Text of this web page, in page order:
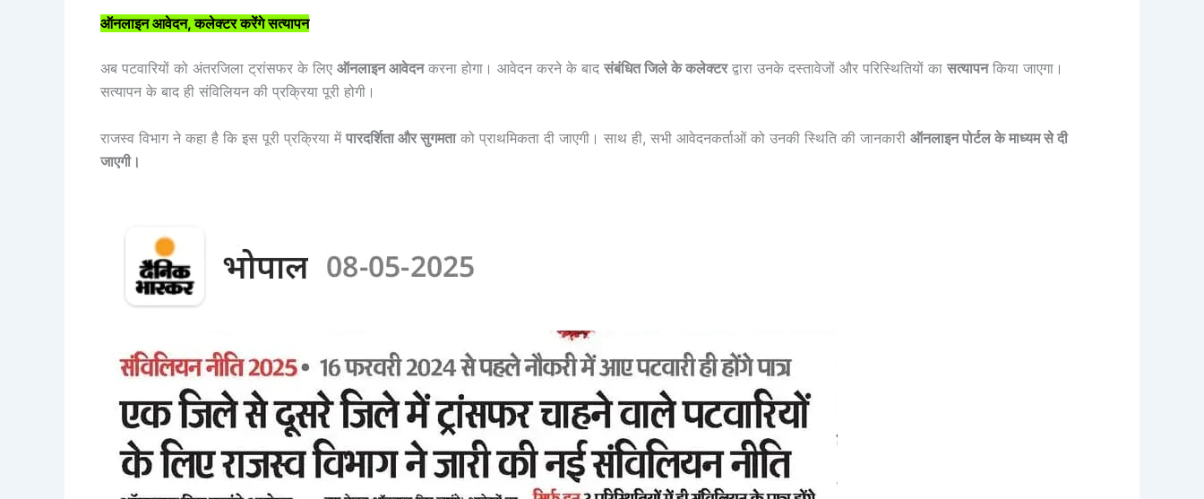
ऑनलाइन आवेदन, कलेक्टर करेंगे सत्यापन
अब पटवारियों को अंतरजिला ट्रांसफर के लिए ऑनलाइन आवेदनकरना होगा। आवेदन करने के बाद संबंधित जिले के कलेक्टरद्वारा उनके दस्तावेजों और परिस्थितियों का सत्यापनकिया जाएगा।
सत्यापन के बाद ही संविलियन की प्रक्रिया पूरी होगी।
राजस्व विभाग ने कहा है कि इस पूरी प्रक्रिया में पारदर्शिता और सुगमताको प्राथमिकता दी जाएगी। साथ ही, सभी आवेदनकर्ताओं को उनकी स्थिति की जानकारी ऑनलाइन पोर्टल के माध्यम से दी
जाएगी।